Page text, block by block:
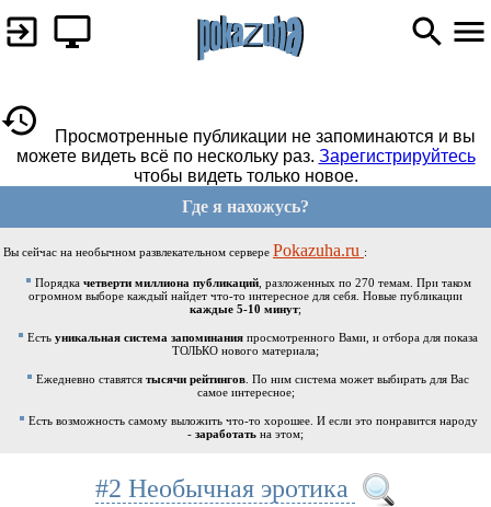
Просмотренные публикации не запоминаются и вы
можете видеть всё по нескольку раз. Зарегистрируйтесь
чтобы видеть только новое.
Где я нахожусь?
Вы сейчас на необычном развлекательном сервере Pokazuha.ru :
Порядка четверти миллиона публикаций, разложенных по 270 темам. При таком
огромном выборе каждый найдет что-то интересное для себя. Новые публикации
каждые 5-10 минут;
Есть уникальная система запоминания просмотренного Вами, и отбора для показа
ТОЛЬКО нового материала;
Ежедневно ставятся тысячи рейтингов . По ним система может выбирать для Вас
самое интересное;
Есть возможность самому выложить что-то хорошее. И если это понравится народу
- заработать на этом;
#2 Необычная эротика